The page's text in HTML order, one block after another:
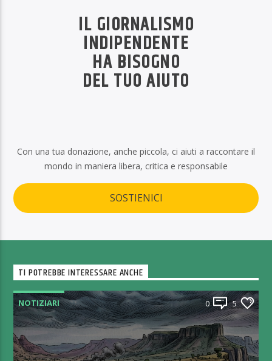
IL GIORNALISMO
INDIPENDENTE
HA BISOGNO
DEL TUO AIUTO
Con una tua donazione, anche piccola, ci aiuti a raccontare il
mondo in maniera libera, critica e responsabile
SOSTIENICI
TI POTREBBE INTERESSARE ANCHE
NOTIZIARI 0 5